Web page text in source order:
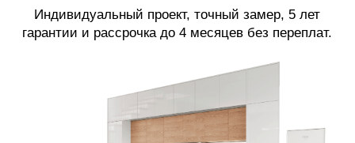
Рассчитать стоимость